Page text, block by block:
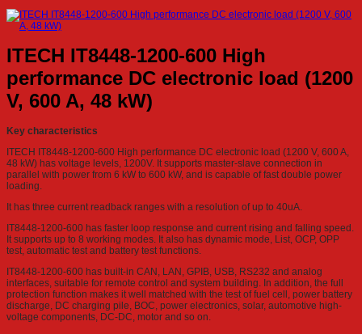
ITECH IT8448-1200-600 High
performance DC electronic load (1200
V, 600 A, 48 kW)
Key characteristics
ITECH IT8448-1200-600 High performance DC electronic load (1200 V, 600 A,
48 kW) has voltage levels, 1200V. It supports master-slave connection in
parallel with power from 6 kW to 600 kW, and is capable of fast double power
loading.
It has three current readback ranges with a resolution of up to 40uA.
IT8448-1200-600 has faster loop response and current rising and falling speed.
It supports up to 8 working modes. It also has dynamic mode, List, OCP, OPP
test, automatic test and battery test functions.
IT8448-1200-600 has built-in CAN, LAN, GPIB, USB, RS232 and analog
interfaces, suitable for remote control and system building. In addition, the full
protection function makes it well matched with the test of fuel cell, power battery
discharge, DC charging pile, BOC, power electronics, solar, automotive high-
voltage components, DC-DC, motor and so on.